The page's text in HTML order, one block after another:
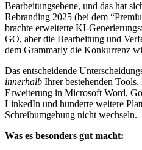
Bearbeitungsebene, und das hat
Rebranding 2025 (bei dem
brachte erweiterte KI-
GO, aber die Bearbeitung und
dem Grammarly die Konkurrenz
Das entscheidende
innerhalb Ihrer bestehenden
Erweiterung in Microsoft Word,
LinkedIn und hunderte weitere
Schreibumgebung nicht wechseln.
Was es besonders gut macht: